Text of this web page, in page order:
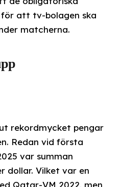
för att tv-bolagen ska
matcherna.
rekordmycket pengar
Redan vid första
var summan
dollar. Vilket var en
Qatar-VM 2022, men